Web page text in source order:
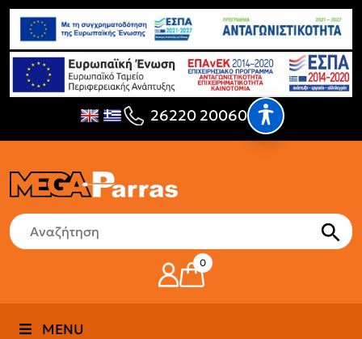
26220 20060
0
MENU